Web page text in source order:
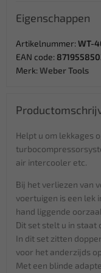
Eigenschappen
Artikelnummer: WT-
EAN code:
Merk: Weber Tools
Helpt u om lekkages
air intercooler etc.
Bij het verliezen van
voertuigen is een lek
hand liggende
Dit set stelt u in staat
In dit set zitten
voor het anderzijds
Met een blinde